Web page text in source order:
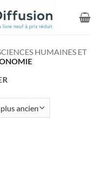
HUMAINES ET